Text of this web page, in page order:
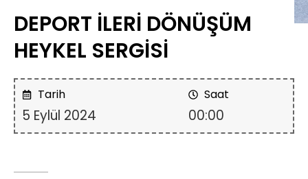
DEPORT İLERİ DÖNÜŞÜM
HEYKEL SERGİSİ
Tarih
5 Eylül 2024
Saat
00:00